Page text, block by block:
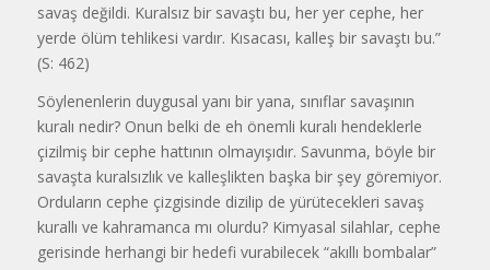
savaş değildi. Kuralsız bir savaştı bu, her yer cephe, her
yerde ölüm tehlikesi vardır. Kısacası, kalleş bir savaştı bu.”
(S: 462)
Söylenenlerin duygusal yanı bir yana, sınıflar savaşının
kuralı nedir? Onun belki de eh önemli kuralı hendeklerle
çizilmiş bir cephe hattının olmayışıdır. Savunma, böyle bir
savaşta kuralsızlık ve kalleşlikten başka bir şey göremiyor.
Orduların cephe çizgisinde dizilip de yürütecekleri savaş
kurallı ve kahramanca mı olurdu? Kimyasal silahlar, cephe
gerisinde herhangi bir hedefi vurabilecek “akıllı bombalar”